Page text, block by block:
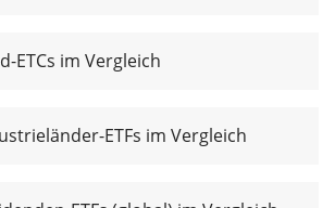
ETCs im Vergleich
ETFs im Vergleich